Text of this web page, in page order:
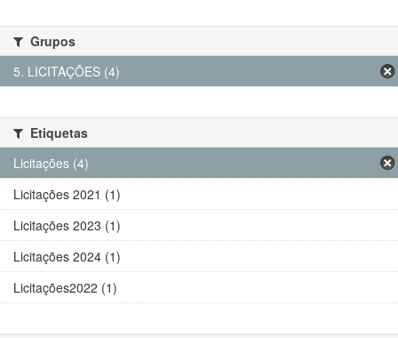
Grupos
5. LICITAÇÕES (4)
Etiquetas
Licitações (4)
Licitações 2021 (1)
Licitações 2023 (1)
Licitações 2024 (1)
Licitações2022 (1)